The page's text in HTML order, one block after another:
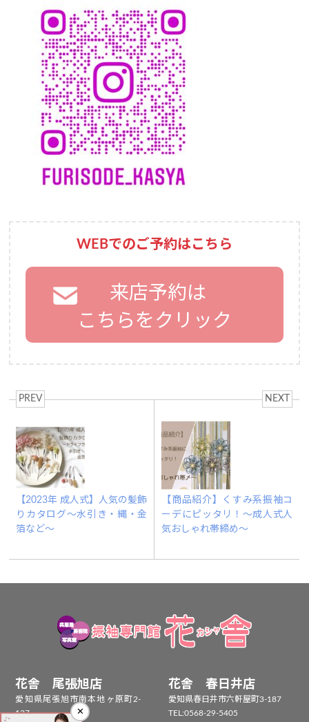
WEBでのご予約はこちら
来店予約は
こちらをクリック
PREV
【2023年 成人式】人気の髪飾
りカタログ～水引き・縄・金
箔など～
NEXT
【商品紹介】くすみ系振袖コ
ーデにピッタリ！～成人式人
気おしゃれ帯締め～
花舎 尾張旭店
愛知県尾張旭市南本地ヶ原町2-
127
花舎 春日井店
愛知県春日井市六軒屋町3-187
TEL:0568-29-5405
✕